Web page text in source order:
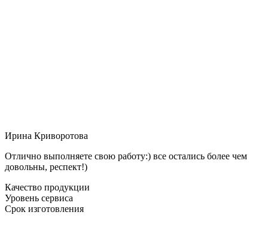
Ирина Криворотова
Отлично выполняете свою работу:) все остались более чем
довольны, респект!)
Качество продукции
Уровень сервиса
Срок изготовления